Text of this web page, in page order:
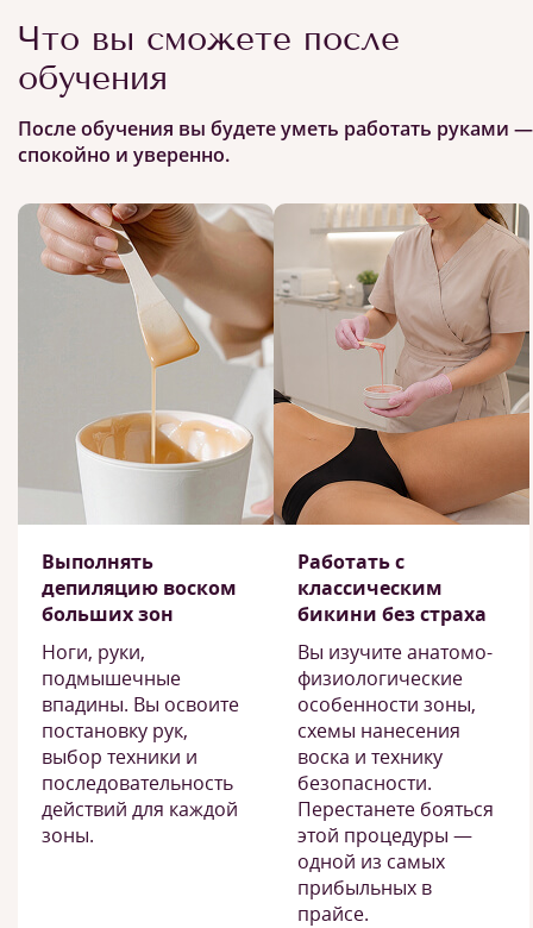
Что вы сможете после
обучения
После обучения вы будете уметь работать руками —
спокойно и уверенно.
Выполнять
депиляцию воском
больших зон
Ноги, руки,
подмышечные
впадины. Вы освоите
постановку рук,
выбор техники и
последовательность
действий для каждой
зоны.
Работать с
классическим
бикини без страха
Вы изучите анатомо-
физиологические
особенности зоны,
схемы нанесения
воска и технику
безопасности.
Перестанете бояться
этой процедуры —
одной из самых
прибыльных в
прайсе.